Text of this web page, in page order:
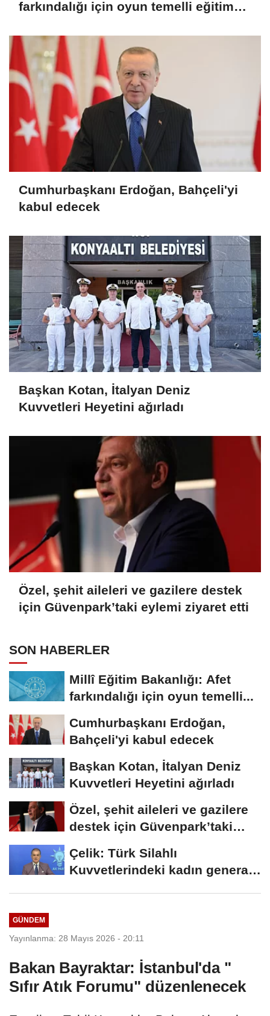
farkındalığı için oyun temelli eğitim
Cumhurbaşkanı Erdoğan, Bahçeli'yi
kabul edecek
Başkan Kotan, İtalyan Deniz
Kuvvetleri Heyetini ağırladı
Özel, şehit aileleri ve gazilere destek
için Güvenpark’taki eylemi ziyaret etti
SON HABERLER
Millî Eğitim Bakanlığı: Afet
farkındalığı için oyun temelli...
Cumhurbaşkanı Erdoğan,
Bahçeli'yi kabul edecek
Başkan Kotan, İtalyan Deniz
Kuvvetleri Heyetini ağırladı
Özel, şehit aileleri ve gazilere
destek için Güvenpark’taki
Çelik: Türk Silahlı
Kuvvetlerindeki kadın general
GÜNDEM
Yayınlanma: 28 Mayıs 2026 - 20:11
Bakan Bayraktar: İstanbul'da "
Sıfır Atık Forumu" düzenlenecek